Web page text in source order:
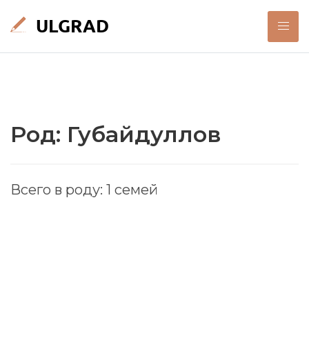
Род: Губайдуллов
Всего в роду: 1 семей